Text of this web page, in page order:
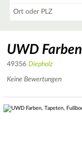
UWD
49356 Diepholz
Keine Bewertungen